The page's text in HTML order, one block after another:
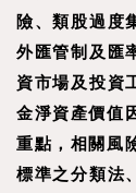
險、類股過度
外匯管制及匯
資市場及投資
金淨資產價值
重點，相關風
標準之分類法